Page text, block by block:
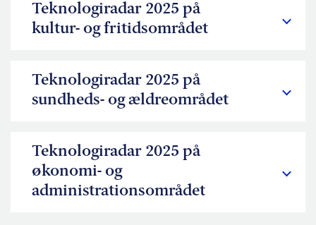
Teknologiradar 2025 på
kultur- og fritidsområdet
Teknologiradar 2025 på
sundheds- og ældreområdet
Teknologiradar 2025 på
økonomi- og
administrationsområdet